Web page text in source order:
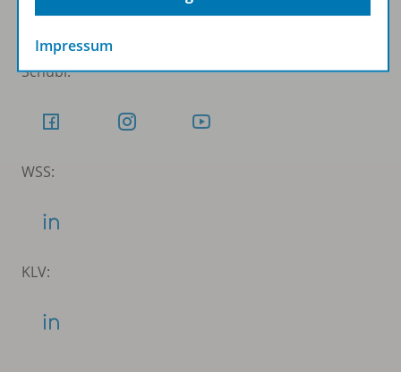
Schubi:
WSS:
KLV:
Impressum